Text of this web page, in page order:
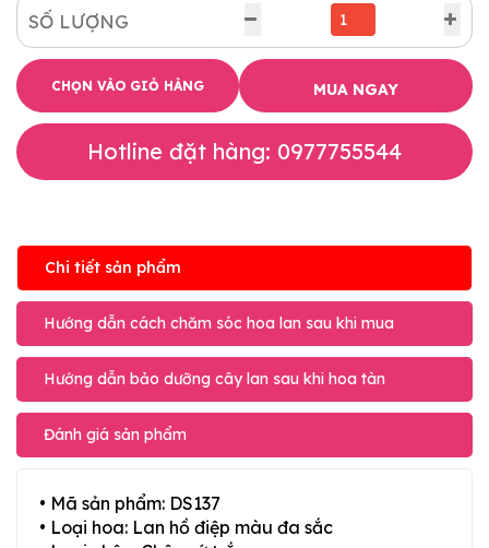
SỐ LƯỢNG
CHỌN VÀO GIỎ HÀNG MUA NGAY
Hotline đặt hàng: 0977755544
Chi tiết sản phẩm
Hướng dẫn cách chăm sóc hoa lan sau khi mua
Hướng dẫn bảo dưỡng cây lan sau khi hoa tàn
Đánh giá sản phẩm
• Mã sản phẩm: DS137
• Loại hoa: Lan hồ điệp màu đa sắc